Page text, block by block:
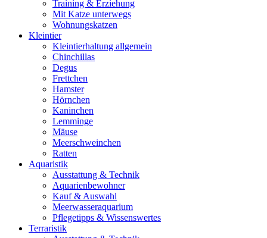
Training & Erziehung
Mit Katze unterwegs
Wohnungskatzen
Kleintier
Kleintierhaltung allgemein
Chinchillas
Degus
Frettchen
Hamster
Hörnchen
Kaninchen
Lemminge
Mäuse
Meerschweinchen
Ratten
Aquaristik
Ausstattung & Technik
Aquarienbewohner
Kauf & Auswahl
Meerwasseraquarium
Pflegetipps & Wissenswertes
Terraristik